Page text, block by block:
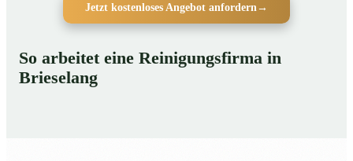
Jetzt kostenloses Angebot anfordern →
So arbeitet eine Reinigungsfirma in
Brieselang